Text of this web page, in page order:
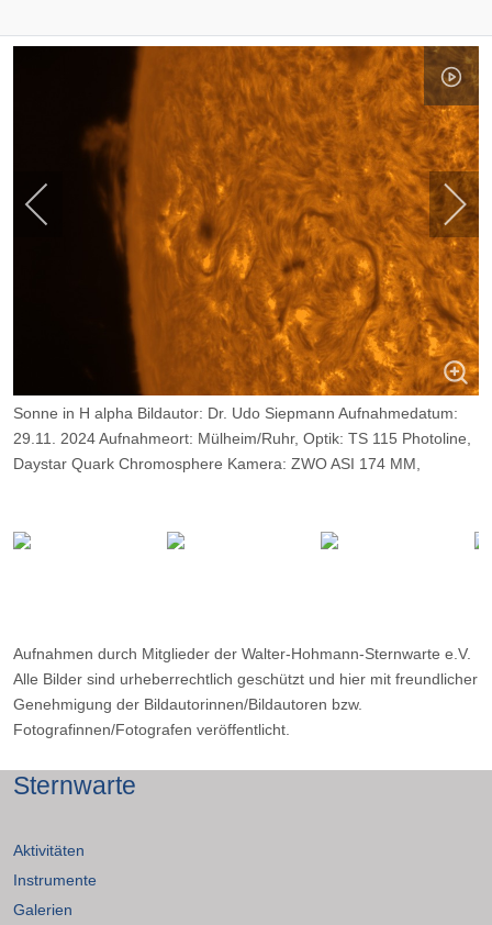
Sonne in H alpha Bildautor: Dr. Udo Siepmann Aufnahmedatum:
29.11. 2024 Aufnahmeort: Mülheim/Ruhr, Optik: TS 115 Photoline,
Daystar Quark Chromosphere Kamera: ZWO ASI 174 MM,
Aufnahmen durch Mitglieder der Walter-Hohmann-Sternwarte e.V.
Alle Bilder sind urheberrechtlich geschützt und hier mit freundlicher
Genehmigung der Bildautorinnen/Bildautoren bzw.
Fotografinnen/Fotografen veröffentlicht.
Sternwarte
Aktivitäten
Instrumente
Galerien